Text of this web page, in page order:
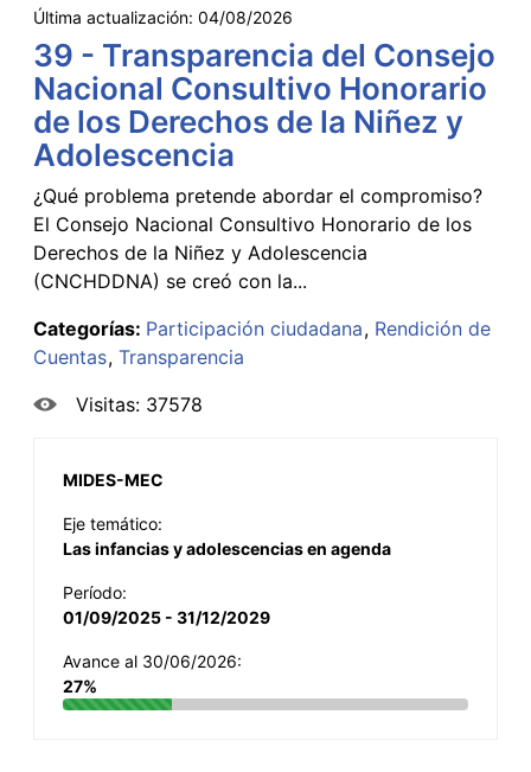
Última actualización: 04/08/2026
39 - Transparencia del Consejo
Nacional Consultivo Honorario
de los Derechos de la Niñez y
Adolescencia
¿Qué problema pretende abordar el compromiso?
El Consejo Nacional Consultivo Honorario de los
Derechos de la Niñez y Adolescencia
(CNCHDDNA) se creó con la...
Categorías: Participación ciudadana Rendición de
Cuentas Transparencia
Visitas: 37578
MIDES-MEC
Eje temático:
Las infancias y adolescencias en agenda
Período:
01/09/2025 - 31/12/2029
Avance al 30/06/2026:
27%